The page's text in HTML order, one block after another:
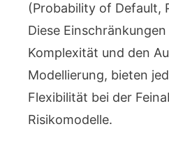
(Probability of Default,
Diese
Komplexität und den
Modellierung, bieten
Flexibilität bei der
Risikomodelle.